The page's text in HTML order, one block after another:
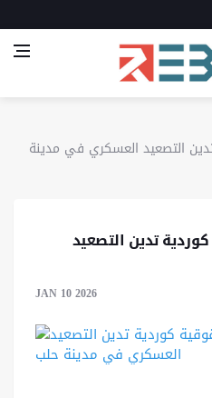
التصعيد العسكري في مدينة
تدين التصعيد
JAN 10 2026